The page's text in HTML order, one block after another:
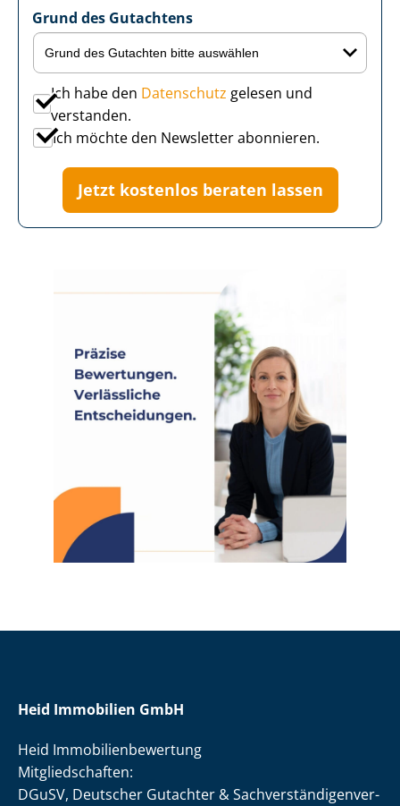
Grund des Gutachtens
Ich habe den Datenschutz gelesen und
verstanden.
Ich möchte den Newsletter abonnieren.
Jetzt kostenlos beraten lassen
Heid Immobilien GmbH
Heid Im­mo­bi­li­en­be­wer­tung
Mit­glied­schaf­ten:
DGuSV, Deutscher Gutachter & Sach­ver­stän­di­gen­ver­